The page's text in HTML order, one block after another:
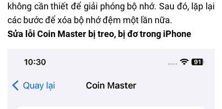
không cần thiết để giải phóng bộ nhớ. Sau đó, lặp lại
các bước để xóa bộ nhớ đệm một lần nữa.
Sửa lỗi Coin Master bị treo, bị đơ trong iPhone